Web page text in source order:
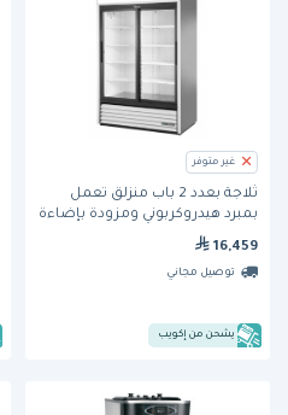
غير متوفر
ثلاجة بعدد 2 باب منزلق تعمل
بمبرد هيدروكربوني ومزودة بإضاءة
16,459
توصيل مجاني
يشحن من إكويب